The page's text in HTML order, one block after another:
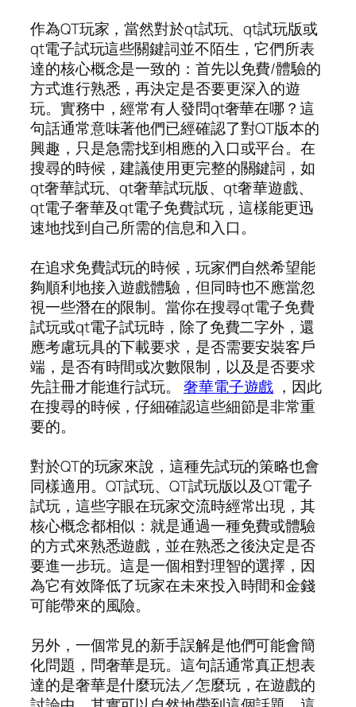
作為QT玩家，當然對於qt試玩、qt試玩版或
qt電子試玩這些關鍵詞並不陌生，它們所表
達的核心概念是一致的：首先以免費/體驗的
方式進行熟悉，再決定是否要更深入的遊
玩。實務中，經常有人發問qt奢華在哪？這
句話通常意味著他們已經確認了對QT版本的
興趣，只是急需找到相應的入口或平台。在
搜尋的時候，建議使用更完整的關鍵詞，如
qt奢華試玩、qt奢華試玩版、qt奢華遊戲、
qt電子奢華及qt電子免費試玩，這樣能更迅
速地找到自己所需的信息和入口。
在追求免費試玩的時候，玩家們自然希望能
夠順利地接入遊戲體驗，但同時也不應當忽
視一些潛在的限制。當你在搜尋qt電子免費
試玩或qt電子試玩時，除了免費二字外，還
應考慮玩具的下載要求，是否需要安裝客戶
端，是否有時間或次數限制，以及是否要求
先註冊才能進行試玩。 奢華電子遊戲 ，因此
在搜尋的時候，仔細確認這些細節是非常重
要的。
對於QT的玩家來說，這種先試玩的策略也會
同樣適用。QT試玩、QT試玩版以及QT電子
試玩，這些字眼在玩家交流時經常出現，其
核心概念都相似：就是通過一種免費或體驗
的方式來熟悉遊戲，並在熟悉之後決定是否
要進一步玩。這是一個相對理智的選擇，因
為它有效降低了玩家在未來投入時間和金錢
可能帶來的風險。
另外，一個常見的新手誤解是他們可能會簡
化問題，問奢華是玩。這句話通常真正想表
達的是奢華是什麼玩法／怎麼玩，在遊戲的